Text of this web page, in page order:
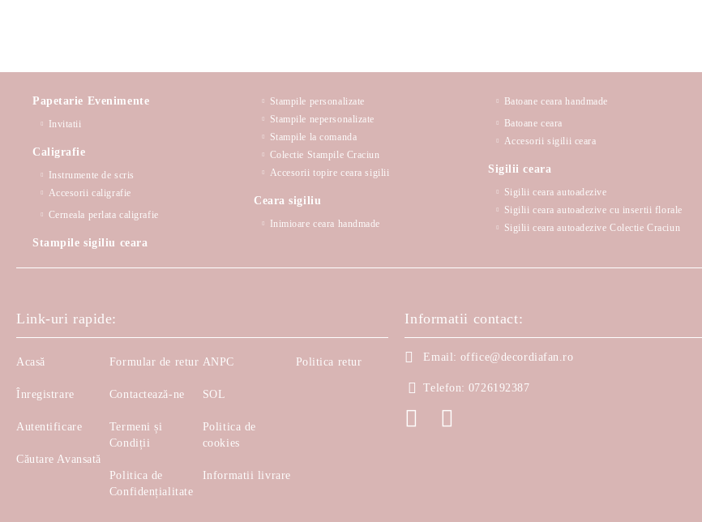
Papetarie Evenimente
Invitatii
Caligrafie
Instrumente de scris
Accesorii caligrafie
Cerneala perlata caligrafie
Stampile sigiliu ceara
Stampile personalizate
Stampile nepersonalizate
Stampile la comanda
Colectie Stampile Craciun
Accesorii topire ceara sigilii
Ceara sigiliu
Inimioare ceara handmade
Batoane ceara handmade
Batoane ceara
Accesorii sigilii ceara
Sigilii ceara
Sigilii ceara autoadezive
Sigilii ceara autoadezive cu insertii florale
Sigilii ceara autoadezive Colectie Craciun
Link-uri rapide:
Acasă
Înregistrare
Autentificare
Căutare Avansată
Formular de retur
Contactează-ne
Termeni și
Condiții
Politica de
Confidențialitate
ANPC
SOL
Politica de
cookies
Informatii livrare
Politica retur
Informatii contact:
Email: office@decordiafan.ro
Telefon: 0726192387